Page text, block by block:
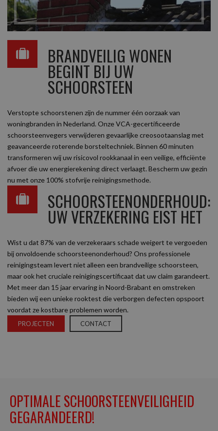
BRANDVEILIG WONEN
BEGINT BIJ UW
SCHOORSTEEN
Verstopte schoorstenen zijn de nummer één oorzaak van
woningbranden in Nederland. Onze VCA-gecertificeerde
schoorsteenvegers verwijderen gevaarlijke creosootaanslag met
geavanceerde roterende borsteltechniek. Binnen 60 minuten
transformeren wij uw risicovol rookkanaal in een veilige, efficiënte
afvoer die uw energierekening direct verlaagt. Bescherm uw gezin
nu met onze 100% stofvrije reinigingsmethode.
SCHOORSTEENONDERHOUD:
UW VERZEKERING EIST HET
Wist u dat 87% van de verzekeraars schade weigert te vergoeden
bij onvoldoende schoorsteenonderhoud? Ons professionele
reinigingsteam levert niet alleen een brandveilige schoorsteen,
maar ook het cruciale reinigingscertificaat dat uw claim garandeert.
Met meer dan 15 jaar ervaring in Noord-Brabant en omstreken
bieden wij een unieke rooktest die verborgen defecten opspoort
voordat ze kostbare problemen worden.
PROJECTEN CONTACT
OPTIMALE SCHOORSTEENVEILIGHEID
GEGARANDEERD!